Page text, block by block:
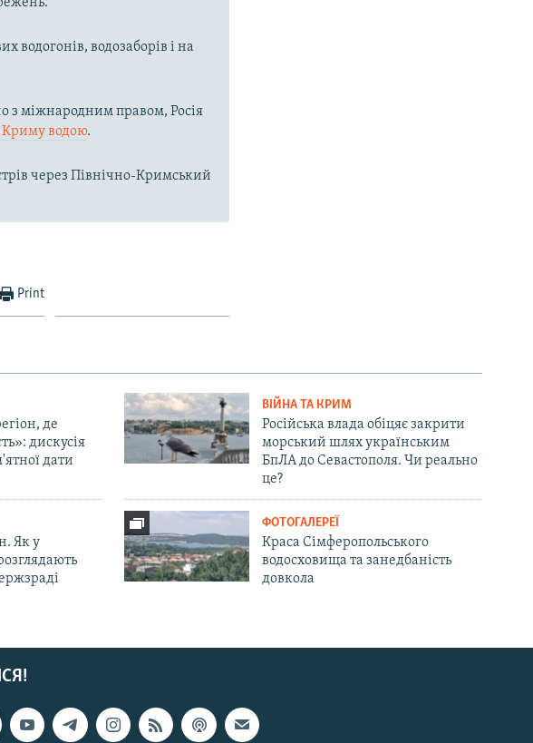
водогонів, водозаборів і на
з міжнародним правом, Росія
Криму водою.
через Північно-Кримський
Print
де
дискусія
дати
ВІЙНА ТА КРИМ
Російська влада обіцяє закрити
морський шлях українським
БпЛА до Севастополя. Чи реально
це?
Як у
ФОТОГАЛЕРЕЇ
Краса Сімферопольського
водосховища та занедбаність
довкола